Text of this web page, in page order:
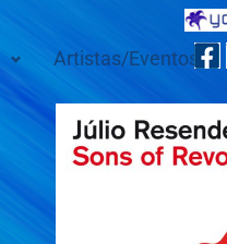
Artistas/Eventos